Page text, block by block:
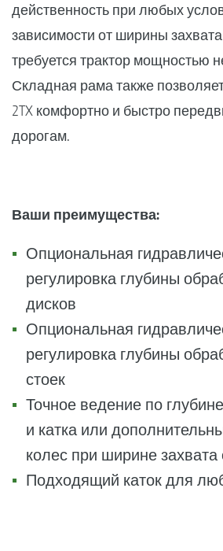
действенность при любых
зависимости от ширины
требуется трактор мощностью
Складная рама также
2TX комфортно и быстро
дорогам.
Ваши преимущества:
Опциональная
регулировка глубины
дисков
Опциональная
регулировка глубины
стоек
Точное ведение по
и катка или
колес при ширине захвата
Подходящий каток для